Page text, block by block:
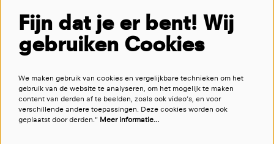
aanmelden
Deze site wordt beschermd door reCAPTCHA, dataverwerking gebeurt in overeenstemming met de
Cloud Data Processing
Addendumvan Google.
Fijn dat je er bent! Wij
gebruiken Cookies
We maken gebruik van cookies en vergelijkbare technieken om het
gebruik van de website te analyseren, om het mogelijk te maken
content van derden af te beelden, zoals ook video’s, en voor
verschillende andere toepassingen. Deze cookies worden ook
geplaatst door derden." Meer informatie…